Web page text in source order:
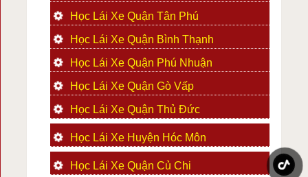
Học Lái Xe Quận Tân Phú
Học Lái Xe Quận Bình Thạnh
Học Lái Xe Quận Phú Nhuận
Học Lái Xe Quận Gò Vấp
Học Lái Xe Quận Thủ Đức
Học Lái Xe Huyện Hóc Môn
Học Lái Xe Quận Củ Chi